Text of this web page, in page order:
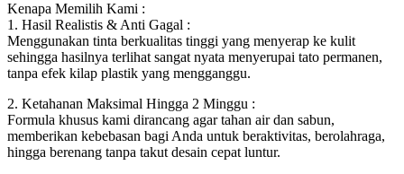
Kenapa Memilih Kami :
1. Hasil Realistis & Anti Gagal :
Menggunakan tinta berkualitas tinggi yang menyerap ke kulit
sehingga hasilnya terlihat sangat nyata menyerupai tato permanen,
tanpa efek kilap plastik yang mengganggu.
2. Ketahanan Maksimal Hingga 2 Minggu :
Formula khusus kami dirancang agar tahan air dan sabun,
memberikan kebebasan bagi Anda untuk beraktivitas, berolahraga,
hingga berenang tanpa takut desain cepat luntur.